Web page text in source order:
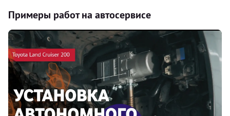
Примеры работ на автосервисе